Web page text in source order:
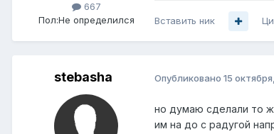
667
Пол:Не определился Вставить ник
stebasha Опубликовано 15
но думаю сделали то
им на до с радугой